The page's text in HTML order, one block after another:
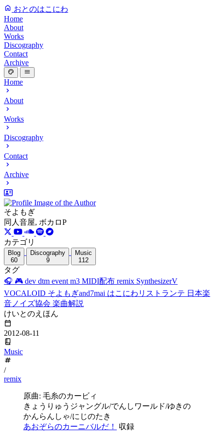
おとのはこにわ
Home
About
Works
Discography
Contact
Archive
Home
About
Works
Discography
Contact
Archive
そよもぎ
同人音屋, ボカロP
カテゴリ
Blog
60
Discography
9
Music
112
タグ
🎧 🎮 dev dtm event m3 MIDI配布 remix SynthesizerV
VOCALOID そよもぎand7mai はこにわリストランテ 日本楽
音ノイズ協会 楽曲解説
けいとのえほん
2012-08-11
Music
/
remix
原曲: 毛糸のカービィ
きょうりゅうジャングル/でんしワールド/ゆきの
かんらんしゃ/にじのたき
あおぞらのカーニバルだ！
収録